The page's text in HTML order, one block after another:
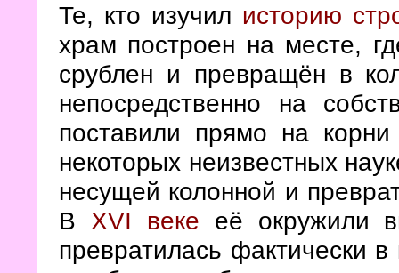
Те, кто изучил историю
храм построен на месте,
срублен и превращён в
непосредственно на
поставили прямо на
некоторых неизвестных
несущей колонной и
В XVI веке её окружили
превратилась фактически